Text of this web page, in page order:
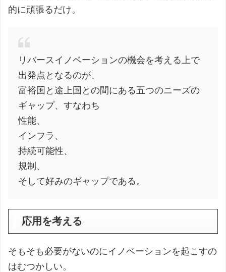
的に頑張るだけ。
リバースイノベーションの機会を考える上で
出発点となるのが、
富裕国と途上国との間にある五つのニーズの
ギャップ、すなわち
性能、
インフラ、
持続可能性、
規制、
そして好みのギャップである。
応用を考える
そもそも必要がないのにイノベーションを起こすの
はむつかしい。